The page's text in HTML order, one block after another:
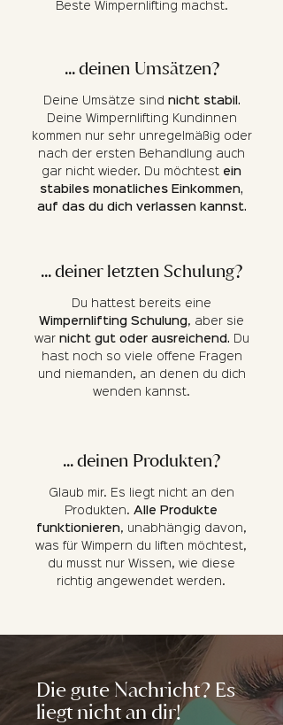
Beste Wimpernlifting machst.
... deinen Umsätzen?
Deine Umsätze sind nicht stabil.
Deine Wimpernlifting Kundinnen
kommen nur sehr unregelmäßig oder
nach der ersten Behandlung auch
gar nicht wieder. Du möchtest ein
stabiles monatliches Einkommen,
auf das du dich verlassen kannst.
... deiner letzten Schulung?
Du hattest bereits eine
Wimpernlifting Schulung, aber sie
war nicht gut oder ausreichend. Du
hast noch so viele offene Fragen
und niemanden, an denen du dich
wenden kannst.
... deinen Produkten?
Glaub mir. Es liegt nicht an den
Produkten. Alle Produkte
funktionieren, unabhängig davon,
was für Wimpern du liften möchtest,
du musst nur Wissen, wie diese
richtig angewendet werden.
Die gute Nachricht? Es
liegt nicht an dir!